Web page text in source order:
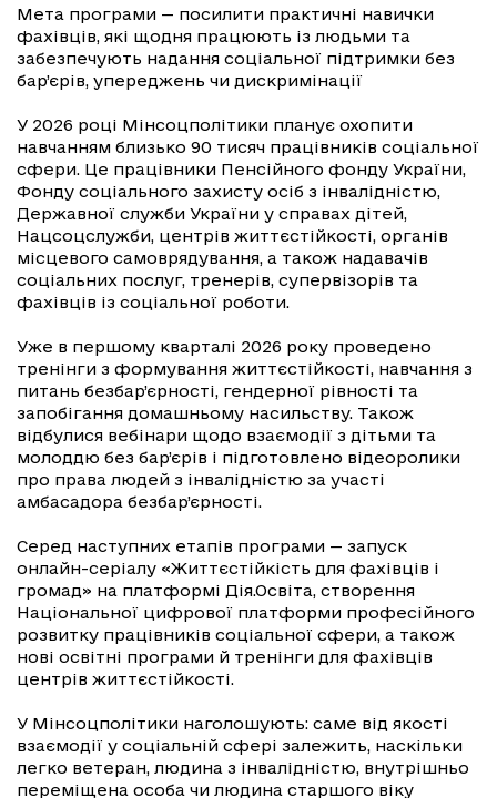
Мета програми — посилити практичні навички
фахівців, які щодня працюють із людьми та
забезпечують надання соціальної підтримки без
бар’єрів, упереджень чи дискримінації
У 2026 році Мінсоцполітики планує охопити
навчанням близько 90 тисяч працівників соціальної
сфери. Це працівники Пенсійного фонду України,
Фонду соціального захисту осіб з інвалідністю,
Державної служби України у справах дітей,
Нацсоцслужби, центрів життєстійкості, органів
місцевого самоврядування, а також надавачів
соціальних послуг, тренерів, супервізорів та
фахівців із соціальної роботи.
Уже в першому кварталі 2026 року проведено
тренінги з формування життєстійкості, навчання з
питань безбар’єрності, гендерної рівності та
запобігання домашньому насильству. Також
відбулися вебінари щодо взаємодії з дітьми та
молоддю без бар’єрів і підготовлено відеоролики
про права людей з інвалідністю за участі
амбасадора безбар’єрності.
Серед наступних етапів програми — запуск
онлайн-серіалу «Життєстійкість для фахівців і
громад» на платформі Дія.Освіта, створення
Національної цифрової платформи професійного
розвитку працівників соціальної сфери, а також
нові освітні програми й тренінги для фахівців
центрів життєстійкості.
У Мінсоцполітики наголошують: саме від якості
взаємодії у соціальній сфері залежить, наскільки
легко ветеран, людина з інвалідністю, внутрішньо
переміщена особа чи людина старшого віку